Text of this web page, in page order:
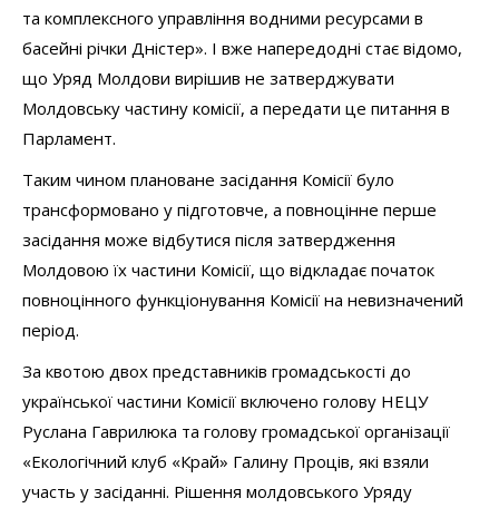
та комплексного управління водними ресурсами в
басейні річки Дністер». І вже напередодні стає відомо,
що Уряд Молдови вирішив не затверджувати
Молдовську частину комісії, а передати це питання в
Парламент.
Таким чином плановане засідання Комісії було
трансформовано у підготовче, а повноцінне перше
засідання може відбутися після затвердження
Молдовою їх частини Комісії, що відкладає початок
повноцінного функціонування Комісії на невизначений
період.
За квотою двох представників громадськості до
української частини Комісії включено голову НЕЦУ
Руслана Гаврилюка та голову громадської організації
«Екологічний клуб «Край» Галину Проців, які взяли
участь у засіданні. Рішення молдовського Уряду